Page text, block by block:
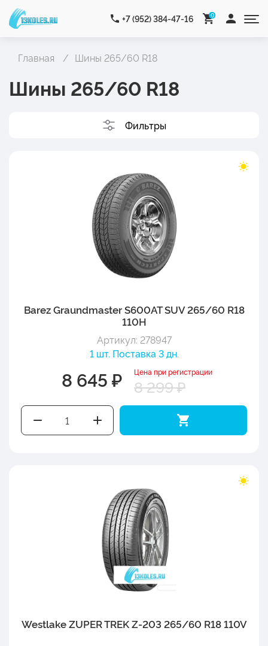
+7 (952) 384-47-16 0
Главная Шины 265/60 R18
Шины 265/60 R18
Фильтры
Barez Graundmaster S600АТ SUV 265/60 R18
110H
Артикул: 278947
1 шт. Поставка 3 дн.
8 645 ₽ Цена при регистрации
8 299 ₽
Westlake ZUPER TREK Z-203 265/60 R18 110V